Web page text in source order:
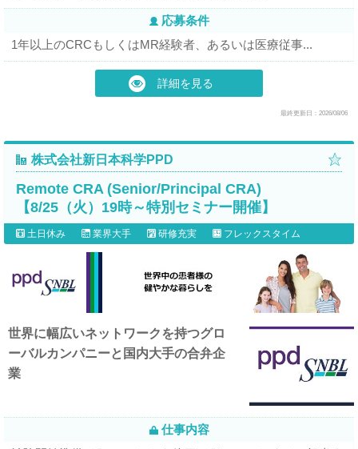
応募条件
1年以上のCRCもしくはMR経験者、あるいは医療従事...
詳細を見る
最終更新日：2026/08/06
株式会社新日本科学PPD
Remote CRA (Senior/Principal CRA)
【8/25（火）19時～特別セミナー開催】
土日休み 業界大手 研修充実 フレックスタイム
世界に幅広いネットワークを持つグロ
ーバルカンパニーと国内大手の合弁企
業
仕事内容